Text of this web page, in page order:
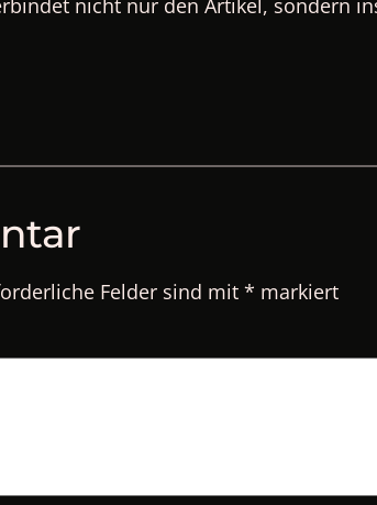
nicht nur den Artikel, sondern
Felder sind mit * markiert